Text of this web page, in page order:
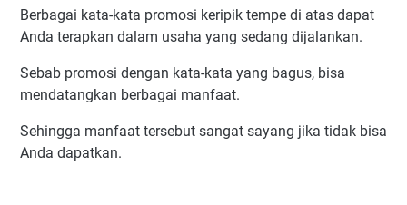
Berbagai kata-kata promosi keripik tempe di atas dapat
Anda terapkan dalam usaha yang sedang dijalankan.
Sebab promosi dengan kata-kata yang bagus, bisa
mendatangkan berbagai manfaat.
Sehingga manfaat tersebut sangat sayang jika tidak bisa
Anda dapatkan.